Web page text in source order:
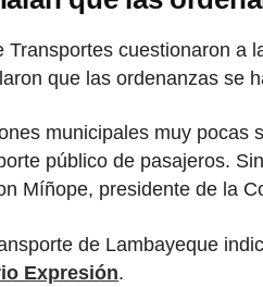
Transportes cuestionaron a
que las ordenanzas se
municipales muy
público de pasajeros.
Míñope, presidente de la
de Lambayeque
Expresión.